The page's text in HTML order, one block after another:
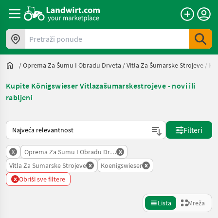
Pretraži ponude
/Oprema Za Šumu I Obradu Drveta /Vitla Za Šumarske Strojeve /
Kupite Königswieser Vitlazašumarskestrojeve - novi ili
rabljeni
Način na koji sortira Landwirt.com
Filteri
x Oprema Za Sumu I Obradu Drveta
x
Vitla Za Sumarske Strojeve x Koenigswieser x
x Obriši sve filtere
Lista Mreža